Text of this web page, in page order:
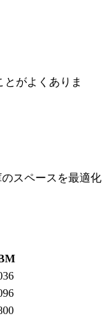
がよくありま
スペースを最適化